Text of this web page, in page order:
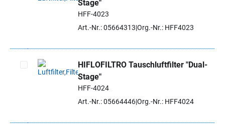
Artikel auswählen
Stage"
HFF-4023
Art.-Nr.: 05664313 Org.-Nr.: HFF4023
Artikel auswählen
HIFLOFILTRO Tauschluftfilter "Dual-
Stage"
HFF-4024
Art.-Nr.: 05664446Org.-Nr.: HFF4024